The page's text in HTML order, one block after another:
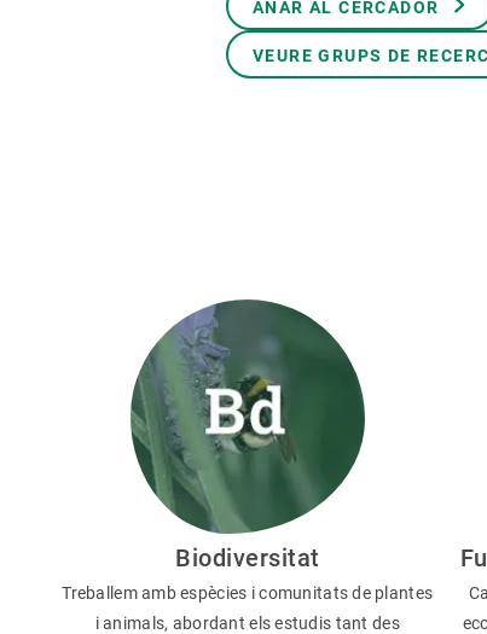
ANAR AL CERCADOR
VEURE GRUPS DE
Biodiversitat
Treballem amb espècies i comunitats de plantes
i animals, abordant els estudis tant des
Equitat, Diversitat i Inclusió (EDI)
Observació
Temes